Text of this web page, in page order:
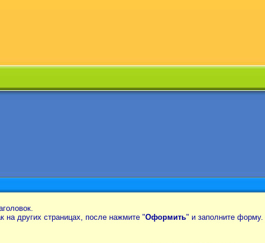
на других страницах, после нажмите "Оформить" и заполните форму.